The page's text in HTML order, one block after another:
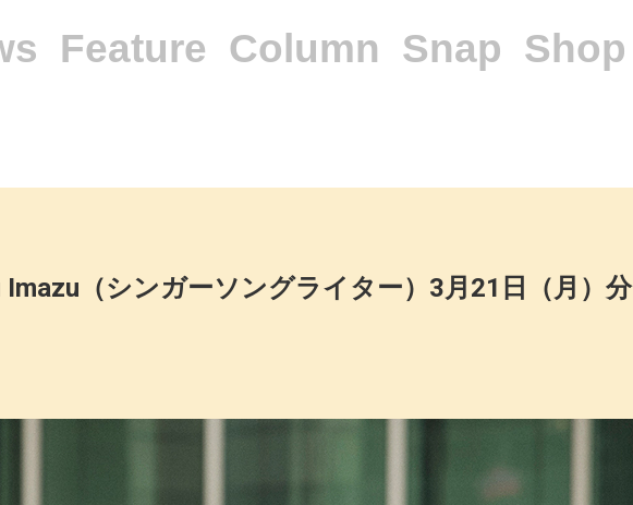
Feature Column Snap Shop
（シンガーソングライター）3月21日（月）分